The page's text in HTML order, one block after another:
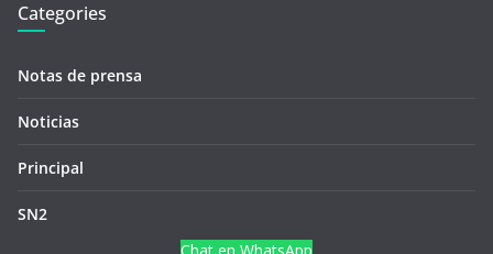
Categories
Notas de prensa
Noticias
Principal
SN2